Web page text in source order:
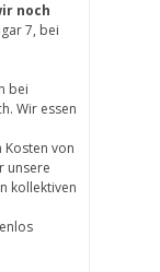
noch
7, bei
bei
Wir essen
Kosten von
unsere
kollektiven